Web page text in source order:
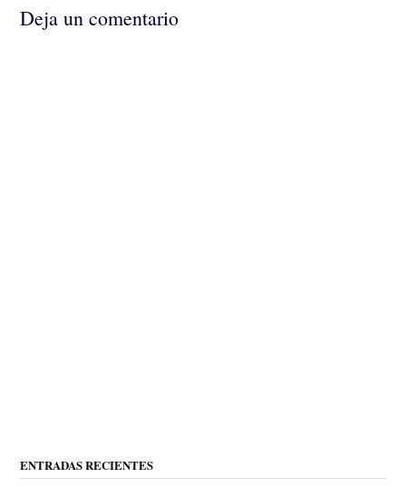
entrada
Deja un comentario
ENTRADAS RECIENTES